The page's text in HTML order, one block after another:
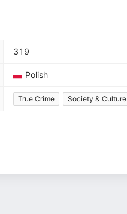
319
Polish
True Crime Society & Culture